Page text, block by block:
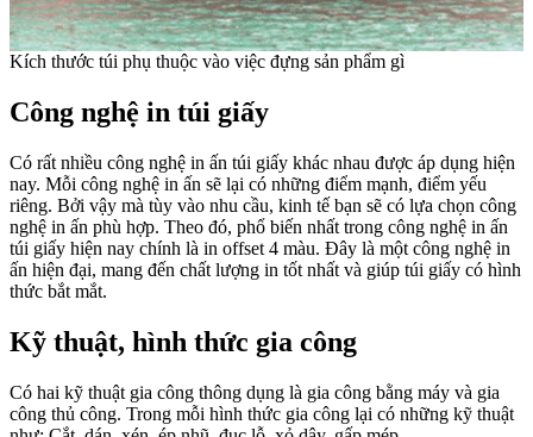
Kích thước túi phụ thuộc vào việc đựng sản phẩm gì
Công nghệ in túi giấy
Có rất nhiều công nghệ in ấn túi giấy khác nhau được áp dụng hiện
nay. Mỗi công nghệ in ấn sẽ lại có những điểm mạnh, điểm yếu
riêng. Bởi vậy mà tùy vào nhu cầu, kinh tế bạn sẽ có lựa chọn công
nghệ in ấn phù hợp. Theo đó, phổ biến nhất trong công nghệ in ấn
túi giấy hiện nay chính là in offset 4 màu. Đây là một công nghệ in
ấn hiện đại, mang đến chất lượng in tốt nhất và giúp túi giấy có hình
thức bắt mắt.
Kỹ thuật, hình thức gia công
Có hai kỹ thuật gia công thông dụng là gia công bằng máy và gia
công thủ công. Trong mỗi hình thức gia công lại có những kỹ thuật